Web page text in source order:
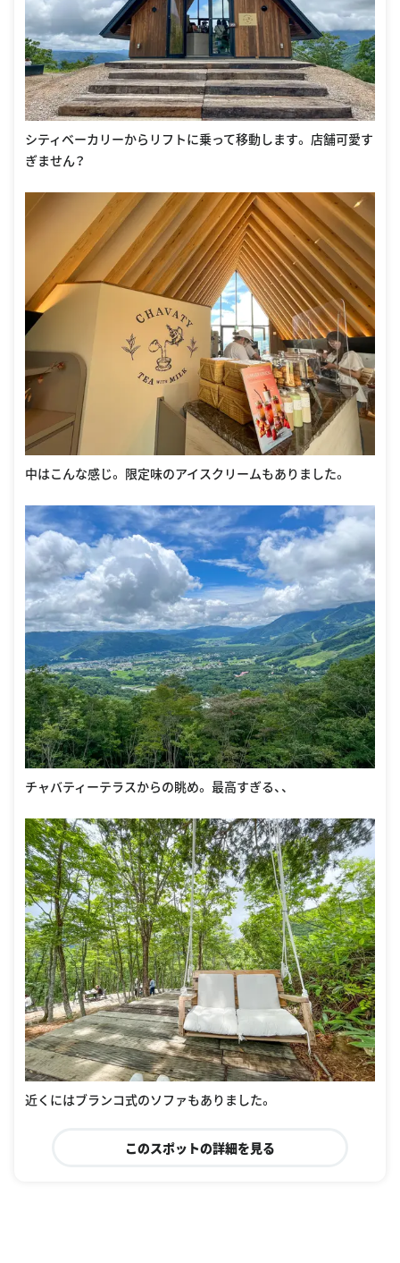
シティベーカリーからリフトに乗って移動します。 店舗可愛す
ぎません？
中はこんな感じ。 限定味のアイスクリームもありました。
チャバティーテラスからの眺め。 最高すぎる、、
近くにはブランコ式のソファもありました。
このスポットの詳細を見る